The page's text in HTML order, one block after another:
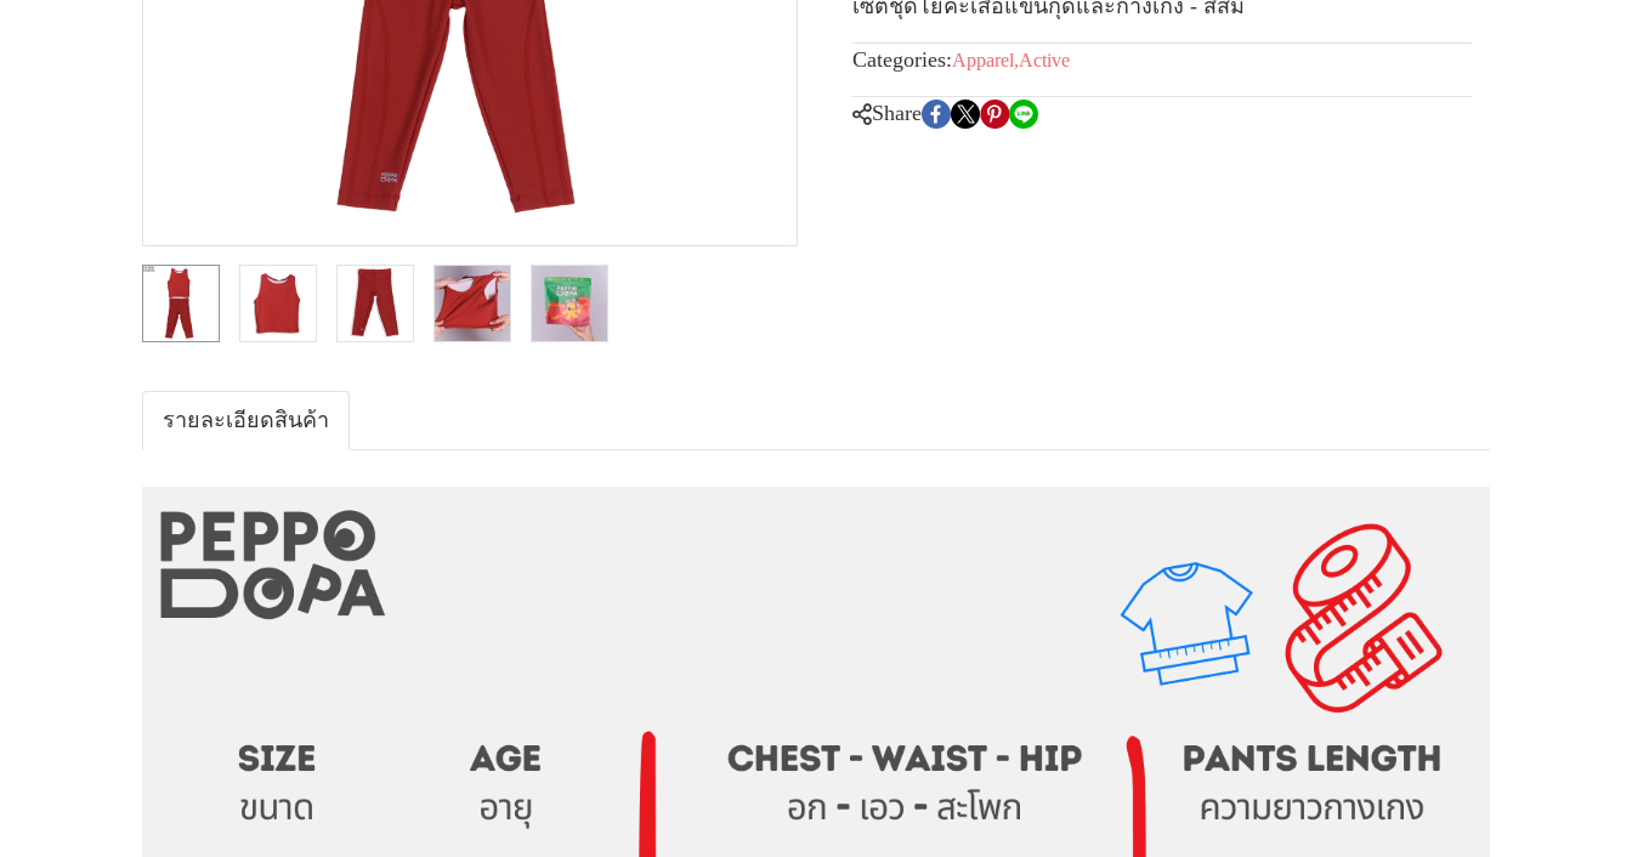
เซตชุดโยคะเสื้อแขนกุดและกางเกง - สีส้ม
Categories:Apparel,Active
Share
รายละเอียดสินค้า